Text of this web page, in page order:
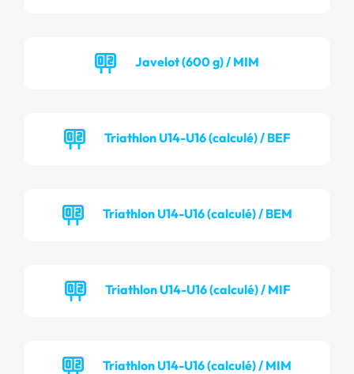
Javelot (600 g) / MIM
Triathlon U14-U16 (calculé) / BEF
Triathlon U14-U16 (calculé) / BEM
Triathlon U14-U16 (calculé) / MIF
Triathlon U14-U16 (calculé) / MIM